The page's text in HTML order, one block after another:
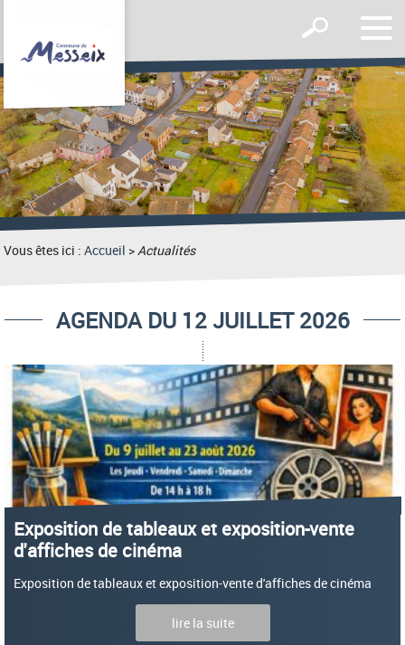
le
Afficher
formulaire
de
recherche
Vous êtes ici :Accueil >Actualités
AGENDA DU 12 JUILLET 2026
Exposition de tableaux et exposition-vente
d'affiches de cinéma
Exposition de tableaux et exposition-vente d'affiches de cinéma
lire la suite